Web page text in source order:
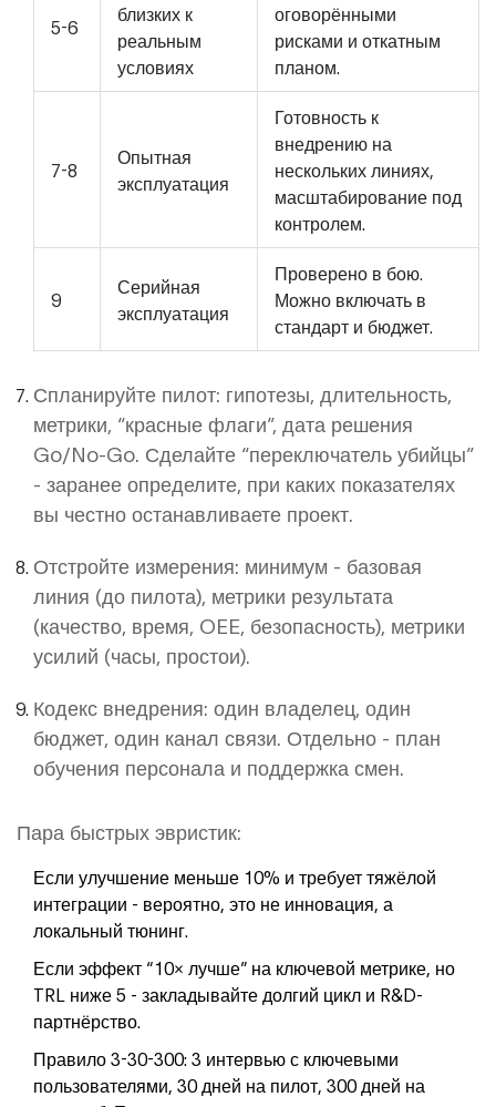
5-6
близких к
реальным
условиях
оговорёнными
рисками и откатным
планом.
7-8
Опытная
эксплуатация
Готовность к
внедрению на
нескольких линиях,
масштабирование под
контролем.
9
Серийная
эксплуатация
Проверено в бою.
Можно включать в
стандарт и бюджет.
Спланируйте пилот: гипотезы, длительность,
метрики, “красные флаги”, дата решения
Go/No-Go. Сделайте “переключатель убийцы”
- заранее определите, при каких показателях
вы честно останавливаете проект.
Отстройте измерения: минимум - базовая
линия (до пилота), метрики результата
(качество, время, OEE, безопасность), метрики
усилий (часы, простои).
Кодекс внедрения: один владелец, один
бюджет, один канал связи. Отдельно - план
обучения персонала и поддержка смен.
Пара быстрых эвристик:
Если улучшение меньше 10% и требует тяжёлой
интеграции - вероятно, это не инновация, а
локальный тюнинг.
Если эффект “10× лучше” на ключевой метрике, но
TRL ниже 5 - закладывайте долгий цикл и R&D-
партнёрство.
Правило 3-30-300: 3 интервью с ключевыми
пользователями, 30 дней на пилот, 300 дней на